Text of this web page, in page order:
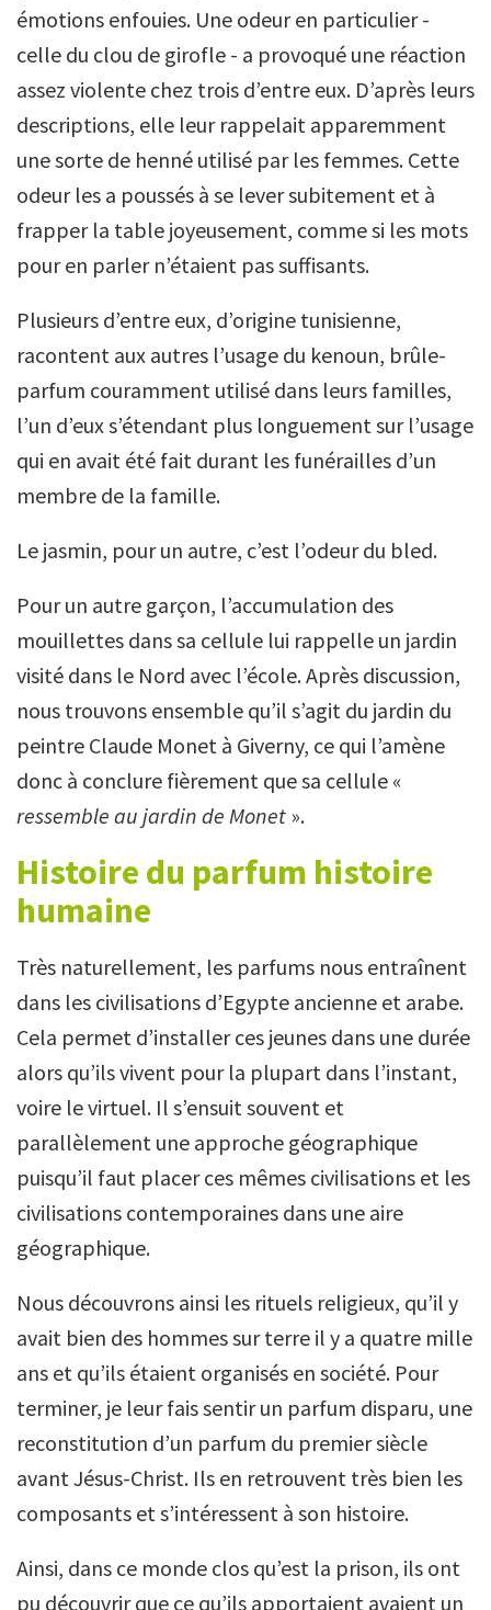
émotions enfouies. Une odeur en particulier -
celle du clou de girofle - a provoqué une réaction
assez violente chez trois d’entre eux. D’après leurs
descriptions, elle leur rappelait apparemment
une sorte de henné utilisé par les femmes. Cette
odeur les a poussés à se lever subitement et à
frapper la table joyeusement, comme si les mots
pour en parler n’étaient pas suffisants.
Plusieurs d’entre eux, d’origine tunisienne,
racontent aux autres l’usage du kenoun, brûle-
parfum couramment utilisé dans leurs familles,
l’un d’eux s’étendant plus longuement sur l’usage
qui en avait été fait durant les funérailles d’un
membre de la famille.
Le jasmin, pour un autre, c’est l’odeur du bled.
Pour un autre garçon, l’accumulation des
mouillettes dans sa cellule lui rappelle un jardin
visité dans le Nord avec l’école. Après discussion,
nous trouvons ensemble qu’il s’agit du jardin du
peintre Claude Monet à Giverny, ce qui l’amène
donc à conclure fièrement que sa cellule «
ressemble au jardin de Monet ».
Histoire du parfum histoire
humaine
Très naturellement, les parfums nous entraînent
dans les civilisations d’Egypte ancienne et arabe.
Cela permet d’installer ces jeunes dans une durée
alors qu’ils vivent pour la plupart dans l’instant,
voire le virtuel. Il s’ensuit souvent et
parallèlement une approche géographique
puisqu’il faut placer ces mêmes civilisations et les
civilisations contemporaines dans une aire
géographique.
Nous découvrons ainsi les rituels religieux, qu’il y
avait bien des hommes sur terre il y a quatre mille
ans et qu’ils étaient organisés en société. Pour
terminer, je leur fais sentir un parfum disparu, une
reconstitution d’un parfum du premier siècle
avant Jésus-Christ. Ils en retrouvent très bien les
composants et s’intéressent à son histoire.
Ainsi, dans ce monde clos qu’est la prison, ils ont
pu découvrir que ce qu’ils apportaient avaient un